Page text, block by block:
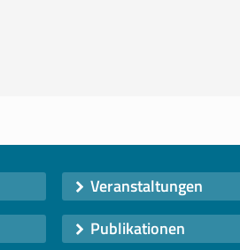
Veranstaltungen
Publikationen